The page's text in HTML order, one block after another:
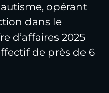
opérant
dans le
d’affaires 2025
de près de 6